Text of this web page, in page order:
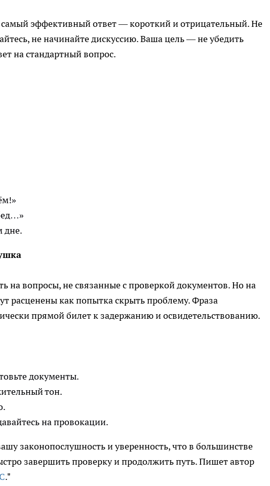
эффективный ответ — короткий и отрицательный. Не
не начинайте дискуссию. Ваша цель — не убедить
на стандартный вопрос.
дне.
на вопросы, не связанные с проверкой документов. Но на
расценены как попытка скрыть проблему. Фраза
прямой билет к задержанию и освидетельствованию.
документы.
тон.
на провокации.
законопослушность и уверенность, что в большинстве
завершить проверку и продолжить путь. Пишет автор
."